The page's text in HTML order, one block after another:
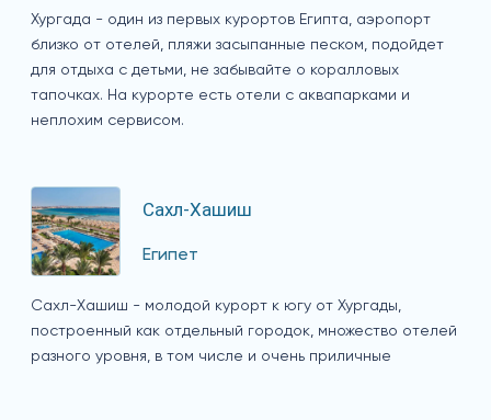
Хургада - один из первых курортов Египта, аэропорт
близко от отелей, пляжи засыпанные песком, подойдет
для отдыха с детьми, не забывайте о коралловых
тапочках. На курорте есть отели с аквапарками и
неплохим сервисом.
Сахл-Хашиш
Египет
Сахл-Хашиш - молодой курорт к югу от Хургады,
построенный как отдельный городок, множество отелей
разного уровня, в том числе и очень приличные